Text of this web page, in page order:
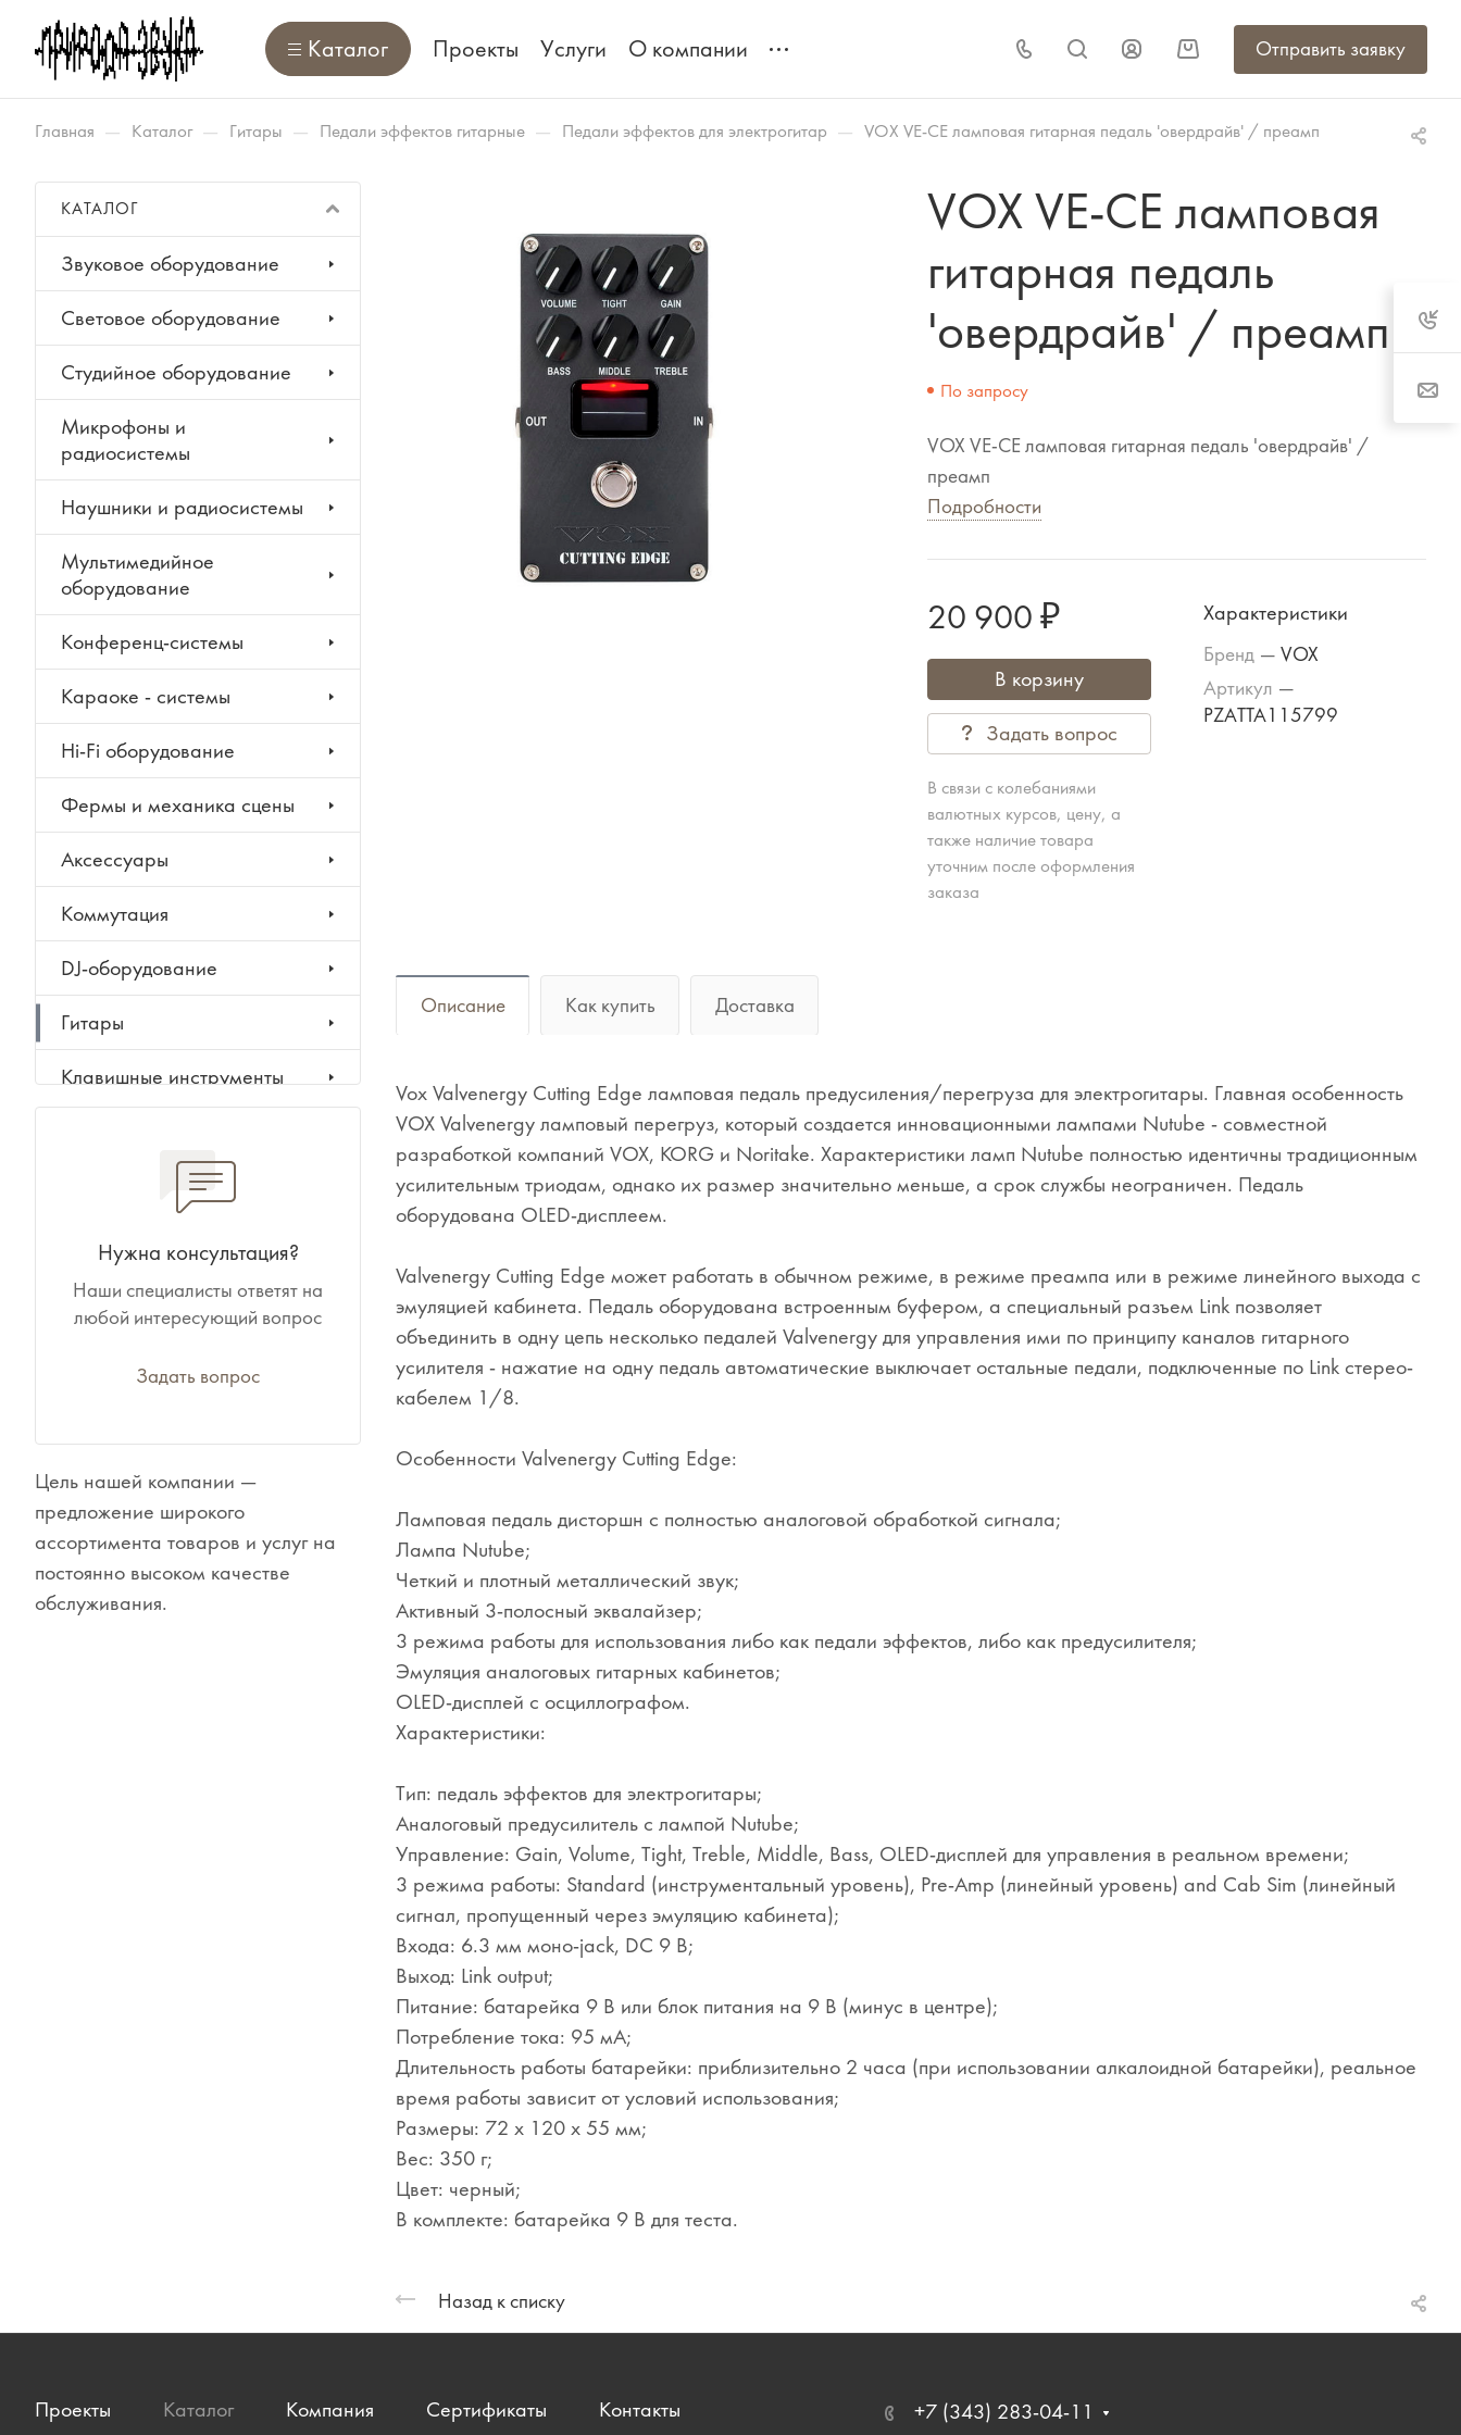
Каталог Проекты Услуги О компании Отправить заявку
Главная — Каталог — Гитары — Педали эффектов гитарные — Педали эффектов для электрогитар — VOX VE-CE ламповая гитарная педаль 'овердрайв' / преамп
VOX VE-CE ламповая
гитарная педаль
'овердрайв' / преамп
По запросу
VOX VE-CE ламповая гитарная педаль 'овердрайв' /
преамп
Подробности
20 900 ₽
В корзину
Задать вопрос
В связи с колебаниями
валютных курсов, цену, а
также наличие товара
уточним после оформления
заказа
Характеристики
Бренд — VOX
Артикул —
PZATTA115799
Описание Как купить Доставка
Vox Valvenergy Cutting Edge ламповая педаль предусиления/перегруза для электрогитары. Главная особенность
VOX Valvenergy ламповый перегруз, который создается инновационными лампами Nutube - совместной
разработкой компаний VOX, KORG и Noritake. Характеристики ламп Nutube полностью идентичны традиционным
усилительным триодам, однако их размер значительно меньше, а срок службы неограничен. Педаль
оборудована OLED-дисплеем.
Valvenergy Cutting Edge может работать в обычном режиме, в режиме преампа или в режиме линейного выхода с
эмуляцией кабинета. Педаль оборудована встроенным буфером, а специальный разъем Link позволяет
объединить в одну цепь несколько педалей Valvenergy для управления ими по принципу каналов гитарного
усилителя - нажатие на одну педаль автоматические выключает остальные педали, подключенные по Link стерео-
кабелем 1/8.
Особенности Valvenergy Cutting Edge:
Ламповая педаль дисторшн с полностью аналоговой обработкой сигнала;
Лампа Nutube;
Четкий и плотный металлический звук;
Активный 3-полосный эквалайзер;
3 режима работы для использования либо как педали эффектов, либо как предусилителя;
Эмуляция аналоговых гитарных кабинетов;
OLED-дисплей с осциллографом.
Характеристики:
Тип: педаль эффектов для электрогитары;
Аналоговый предусилитель с лампой Nutube;
Управление: Gain, Volume, Tight, Treble, Middle, Bass, OLED-дисплей для управления в реальном времени;
3 режима работы: Standard (инструментальный уровень), Pre-Amp (линейный уровень) and Cab Sim (линейный
сигнал, пропущенный через эмуляцию кабинета);
Входа: 6.3 мм моно-jack, DC 9 В;
Выход: Link output;
Питание: батарейка 9 В или блок питания на 9 В (минус в центре);
Потребление тока: 95 мА;
Длительность работы батарейки: приблизительно 2 часа (при использовании алкалоидной батарейки), реальное
время работы зависит от условий использования;
Размеры: 72 x 120 x 55 мм;
Вес: 350 г;
Цвет: черный;
В комплекте: батарейка 9 В для теста.
Назад к списку
КАТАЛОГ
Звуковое оборудование
Световое оборудование
Студийное оборудование
Микрофоны и
радиосистемы
Наушники и радиосистемы
Мультимедийное
оборудование
Конференц-системы
Караоке - системы
Hi-Fi оборудование
Фермы и механика сцены
Аксессуары
Коммутация
DJ-оборудование
Гитары
Клавишные инструменты
Духовые инструменты
Классические инструменты
Народные инструменты
Сувениры
Одежда
Нужна консультация?
Наши специалисты ответят на
любой интересующий вопрос
Задать вопрос
Цель нашей компании —
предложение широкого
ассортимента товаров и услуг на
постоянно высоком качестве
обслуживания.
Проекты Каталог Компания Сертификаты Контакты +7 (343) 283-04-11